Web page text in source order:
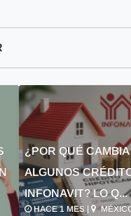
¿POR QUÉ
ALGUNOS
INFONAVIT? LO Q...
HACE 1 MES |